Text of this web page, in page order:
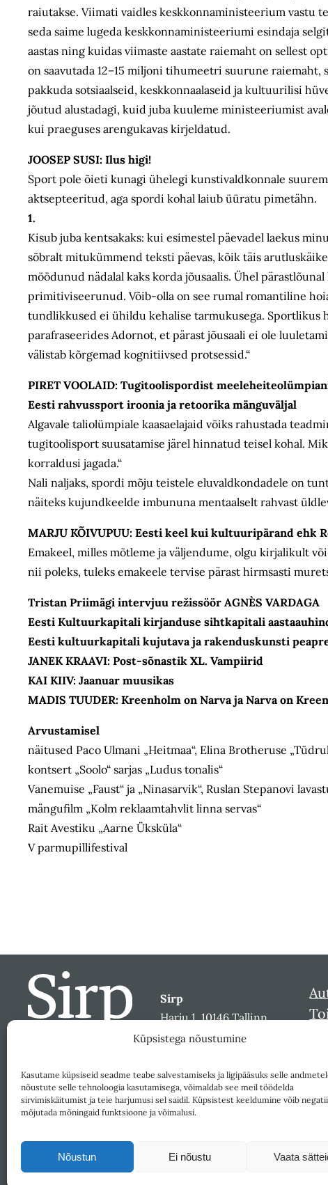
Küpsistega nõustumine
Kasutame küpsiseid seadme teabe salvestamiseks ja ligipääsuks selle
nõustute selle tehnoloogia kasutamisega, võimaldab see meil töödelda
sirvimiskäitumist ja teie harjumusi sel saidil. Küpsistest keeldumine võib
mõjutada mõningaid funktsioone ja võimalusi.
Nõustun Ei nõustu Vaata
raiutakse. Viimati vaidles keskkonnaministeerium vastu
seda saime lugeda keskkonnaministeeriumi esindaja
aastas ning kuidas viimaste aastate raiemaht on sellest
on saavutada 12–15 miljoni tihumeetri suurune
pakkuda sotsiaalseid, keskkonnaalaseid ja kultuurilisi
jõutud alustadagi, kuid juba kuuleme ministeeriumist
kui praeguses arengukavas kirjeldatud.
JOOSEP SUSI: Ilus higi!
Sport pole õieti kunagi ühelegi kunstivaldkonnale
aktsepteeritud, aga spordi kohal laiub üüratu pimetähn.
1.
Kisub juba kentsakaks: kui esimestel päevadel laekus
sõbralt mitukümmend teksti päevas, kõik täis
möödunud nädalal kaks korda jõusaalis. Ühel
primitiviseerunud. Võib-olla on see rumal romantiline
tundlikkused ei ühildu kehalise tarmukusega. Sportlikus
parafraseerides Adornot, et pärast jõusaali ei ole
välistab kõrgemad kognitiivsed protsessid.“
PIRET VOOLAID: Tugitoolispordist
Eesti rahvussport iroonia ja retoorika mänguväljal
Algavale taliolümpiale kaasaelajaid võiks rahustada
tugitoolisport suusatamise järel hinnatud teisel kohal.
korraldusi jagada.“
Nali naljaks, spordi mõju teistele eluvaldkondadele on
näiteks kujundkeelde imbununa mentaalselt rahvast
MARJU KÕIVUPUU: Eesti keel kui kultuuripärand ehk
Emakeel, milles mõtleme ja väljendume, olgu kirjalikult
nii poleks, tuleks emakeele tervise pärast hirmsasti
Tristan Priimägi intervjuu režissöör AGNÈS VARDAGA
Eesti Kultuurkapitali kirjanduse sihtkapitali
Eesti kultuurkapitali kujutava ja rakenduskunsti
JANEK KRAAVI: Post-sõnastik XL. Vampiirid
KAI KIIV: Jaanuar muusikas
MADIS TUUDER: Kreenholm on Narva ja Narva on
Arvustamisel
näitused Paco Ulmani „Heitmaa“, Elina Brotheruse
kontsert „Soolo“ sarjas „Ludus tonalis“
Vanemuise „Faust“ ja „Ninasarvik“, Ruslan Stepanovi
mängufilm „Kolm reklaamtahvlit linna servas“
Rait Avestiku „Aarne Üksküla“
V parmupillifestival
Sirp
Harju 1, 10146 Tallinn
sirp@sirp.ee
Toeta
Väljaandja SA Kultuurileht